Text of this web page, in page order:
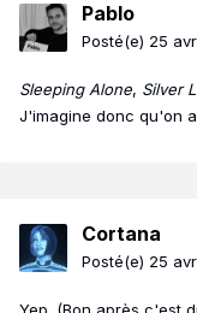
Pablo
Posté(e) 25
Sleeping Alone, Silver
J'imagine donc qu'on
Cortana
Posté(e) 25